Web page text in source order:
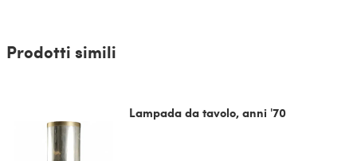
Prodotti simili
Lampada da tavolo, anni '70